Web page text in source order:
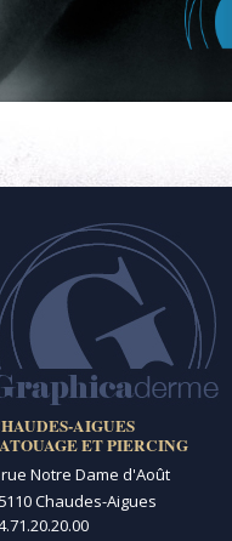
AIGUES
ET PIERCING
rue Notre Dame d'Août
Chaudes-Aigues